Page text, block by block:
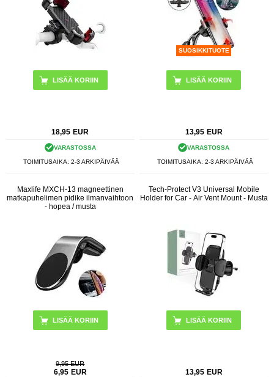
18,95 EUR
VARASTOSSA
TOIMITUSAIKA: 2-3 ARKIPÄIVÄÄ
SUOSIKKITUOTE
13,95 EUR
VARASTOSSA
TOIMITUSAIKA: 2-3 ARKIPÄIVÄÄ
Maxlife MXCH-13 magneettinen
matkapuhelimen pidike ilmanvaihtoon
- hopea / musta
9,95 EUR
6,95 EUR
Tech-Protect V3 Universal Mobile
Holder for Car - Air Vent Mount - Musta
13,95 EUR